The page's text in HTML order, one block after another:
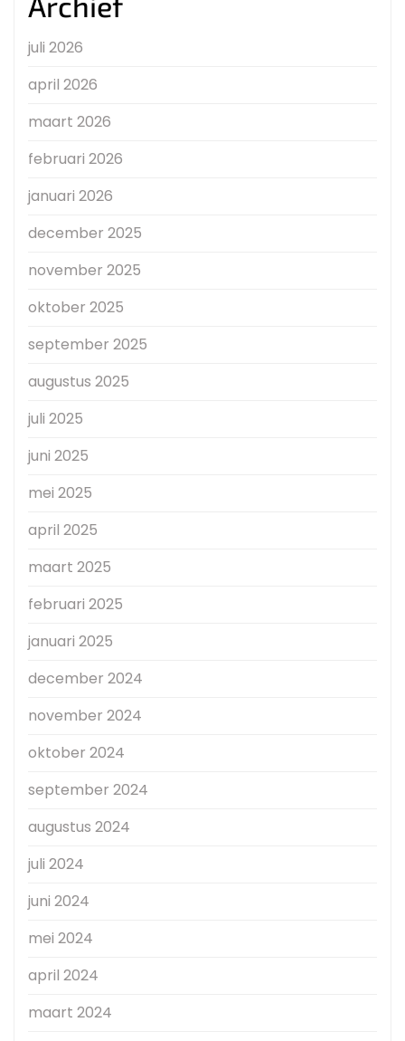
juli 2026
april 2026
maart 2026
februari 2026
januari 2026
december 2025
november 2025
oktober 2025
september 2025
augustus 2025
juli 2025
juni 2025
mei 2025
april 2025
maart 2025
februari 2025
januari 2025
december 2024
november 2024
oktober 2024
september 2024
augustus 2024
juli 2024
juni 2024
mei 2024
april 2024
maart 2024